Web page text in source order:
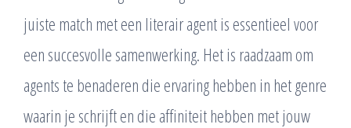
juiste match met een literair agent is essentieel voor
een succesvolle samenwerking. Het is raadzaam om
agents te benaderen die ervaring hebben in het genre
waarin je schrijft en die affiniteit hebben met jouw